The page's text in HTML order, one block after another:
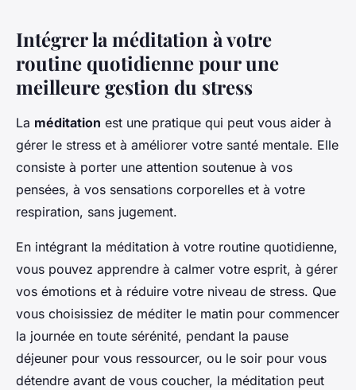
Intégrer la méditation à votre
routine quotidienne pour une
meilleure gestion du stress
La méditation est une pratique qui peut vous aider à
gérer le stress et à améliorer votre santé mentale. Elle
consiste à porter une attention soutenue à vos
pensées, à vos sensations corporelles et à votre
respiration, sans jugement.
En intégrant la méditation à votre routine quotidienne,
vous pouvez apprendre à calmer votre esprit, à gérer
vos émotions et à réduire votre niveau de stress. Que
vous choisissiez de méditer le matin pour commencer
la journée en toute sérénité, pendant la pause
déjeuner pour vous ressourcer, ou le soir pour vous
détendre avant de vous coucher, la méditation peut